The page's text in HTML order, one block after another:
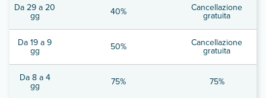
Da 29 a 20
gg 40% Cancellazione
gratuita
Da 19 a 9
gg 50% Cancellazione
gratuita
Da 8 a 4
gg 75% 75%